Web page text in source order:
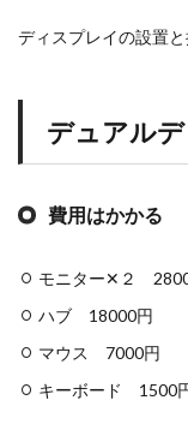
ディスプレイの設置
デュアル
費用はかかる
モニター✕２
ハブ 18000円
マウス 7000円
キーボード 1500